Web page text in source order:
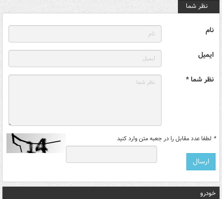
نظر شما
نام
ایمیل
نظر شما *
* لطفا عدد مقابل را در جعبه متن وارد کنید
خودرو